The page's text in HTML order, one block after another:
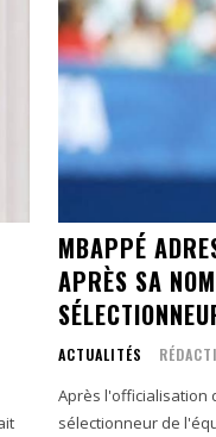
MBAPPÉ
APRÈS SA
ACTUALITÉS
Après l'officialisation
sélectionneur de